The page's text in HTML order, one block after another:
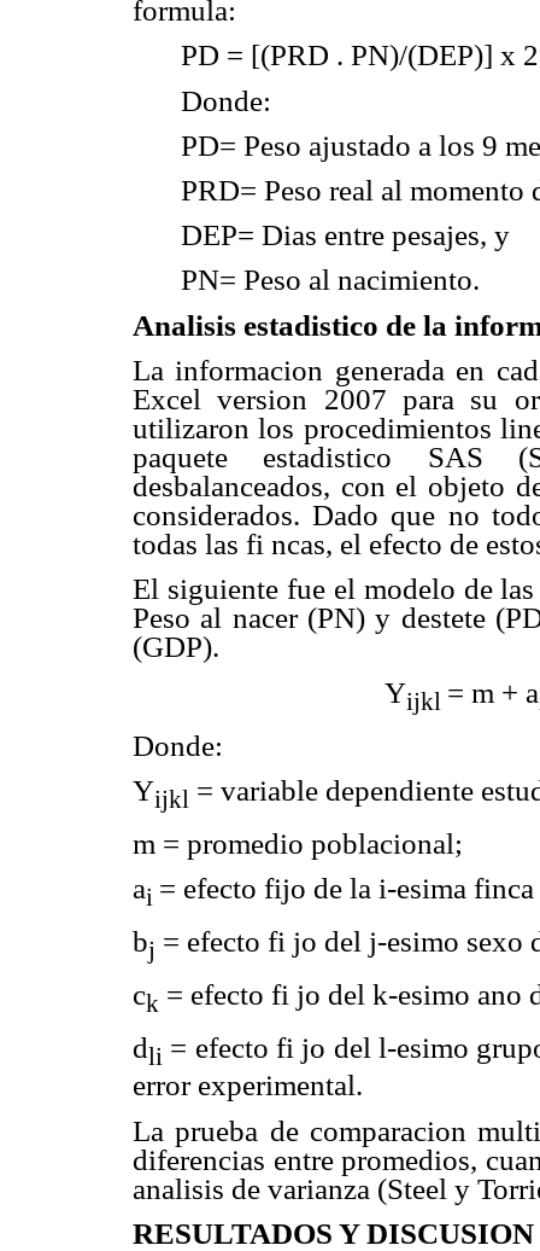
formula:
PD = [(PRD . PN)/(DEP)] x
Donde:
PD= Peso ajustado a los 9
PRD= Peso real al momento
DEP= Dias entre pesajes, y
PN= Peso al nacimiento.
Analisis estadistico de la
La informacion generada en
Excel version 2007 para su
utilizaron los procedimientos
paquete estadistico SAS
desbalanceados, con el objeto
considerados. Dado que no
todas las fi ncas, el efecto de
El siguiente fue el modelo de
Peso al nacer (PN) y destete
(GDP).
Yijkl = m + a
Donde:
Yijkl = variable dependiente
m = promedio poblacional;
ai = efecto fijo de la i-esima
bj = efecto fi jo del j-esimo sexo
ck = efecto fi jo del k-esimo ano
dli = efecto fi jo del l-esimo
error experimental.
La prueba de comparacion
diferencias entre promedios,
analisis de varianza (Steel y
RESULTADOS Y DISCUSION